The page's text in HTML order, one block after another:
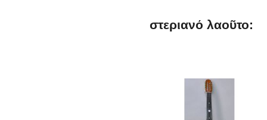
στεριανό λαοῦτο: